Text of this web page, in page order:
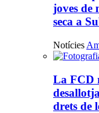
joves de
seca a
Notícies
La FCD
drets de